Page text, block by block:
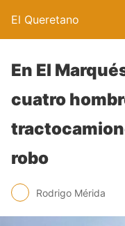
El Queretano
En El
cuatro
robo
Rodrigo Mérida